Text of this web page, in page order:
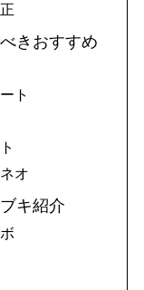
きおすすめ
ト
オ
キ紹介